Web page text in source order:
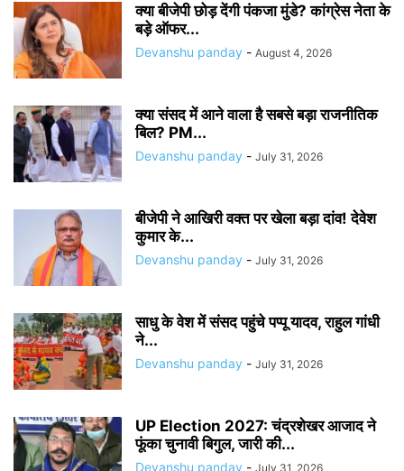
क्या बीजेपी छोड़ देंगी पंकजा मुंडे? कांग्रेस नेता के
बड़े ऑफर...
Devanshu panday - August 4, 2026
क्या संसद में आने वाला है सबसे बड़ा राजनीतिक
बिल? PM...
Devanshu panday - July 31, 2026
बीजेपी ने आखिरी वक्त पर खेला बड़ा दांव! देवेश
कुमार के...
Devanshu panday - July 31, 2026
साधु के वेश में संसद पहुंचे पप्पू यादव, राहुल गांधी
ने...
Devanshu panday - July 31, 2026
UP Election 2027: चंद्रशेखर आजाद ने
फूंका चुनावी बिगुल, जारी की...
Devanshu panday - July 31, 2026